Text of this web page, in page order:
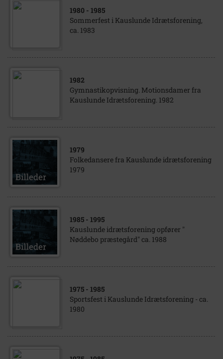
1980 - 1985
Sommerfest i Kauslunde Idrætsforening,
ca. 1983
1982
Gymnastikopvisning. Motionsdamer fra
Kauslunde Idrætsforening. 1982
1979
Folkedansere fra Kauslunde idrætsforening
1979
1985 - 1995
Kauslunde idrætsforening opfører "
Nøddebo præstegård" ca. 1988
1975 - 1985
Sportsfest i Kauslunde Idrætsforening - ca.
1980